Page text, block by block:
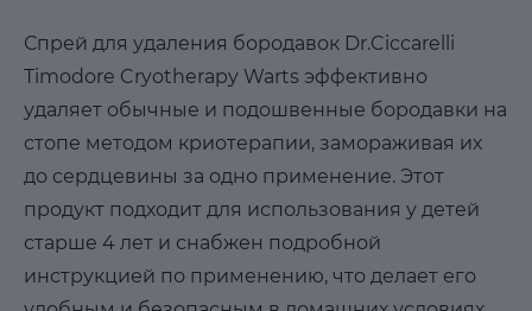
Спрей для удаления бородавок Dr.Ciccarelli
Timodore Cryotherapy Warts эффективно
удаляет обычные и подошвенные бородавки на
стопе методом криотерапии, замораживая их
до сердцевины за одно применение. Этот
продукт подходит для использования у детей
старше 4 лет и снабжен подробной
инструкцией по применению, что делает его